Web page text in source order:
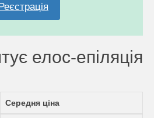
елос-епіляція
Середня ціна